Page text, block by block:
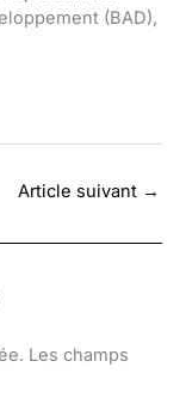
(BAD),
Article suivant →
Les champs